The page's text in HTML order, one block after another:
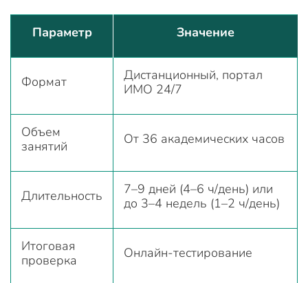
Параметр Значение
Формат
Дистанционный, портал
ИМО 24/7
Объем
занятий
От 36 академических часов
Длительность
7–9 дней (4–6 ч/день) или
до 3–4 недель (1–2 ч/день)
Итоговая
проверка
Онлайн-тестирование